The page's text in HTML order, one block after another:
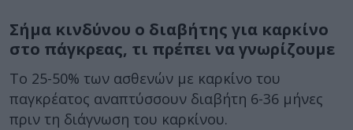
Σήμα κινδύνου ο διαβήτης για καρκίνο
στο πάγκρεας, τι πρέπει να γνωρίζουμε
Το 25-50% των ασθενών με καρκίνο του
παγκρέατος αναπτύσσουν διαβήτη 6-36 μήνες
πριν τη διάγνωση του καρκίνου.